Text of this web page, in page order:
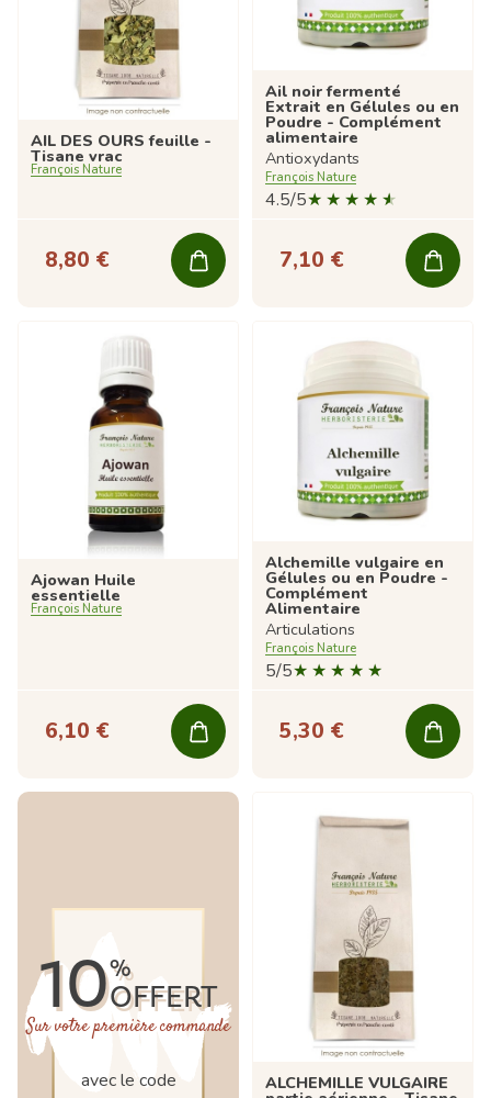
AIL DES OURS feuille -
Tisane vrac
François Nature
8,80 €
Ail noir fermenté
Extrait en Gélules ou en
Poudre - Complément
alimentaire
Antioxydants
François Nature
4.5/5
7,10 €
Ajowan Huile
essentielle
François Nature
6,10 €
Alchemille vulgaire en
Gélules ou en Poudre -
Complément
Alimentaire
Articulations
François Nature
5/5
5,30 €
10%
OFFERT
Sur votre première commande
avec le code
ALCHEMILLE VULGAIRE